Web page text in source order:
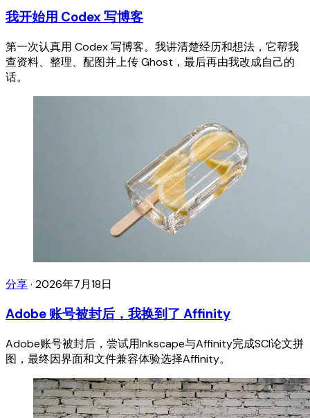
我开始用 Codex 写博客
第一次认真用 Codex 写博客。我讲清楚经历和想法，它帮我
查资料、整理、配图并上传 Ghost，最后再由我改成自己的
话。
分享· 2026年7月18日
Adobe 账号被封后，我换到了 Affinity
Adobe账号被封后，尝试用Inkscape与Affinity完成SCI论文拼
图，最终因界面和文件兼容体验选择Affinity。